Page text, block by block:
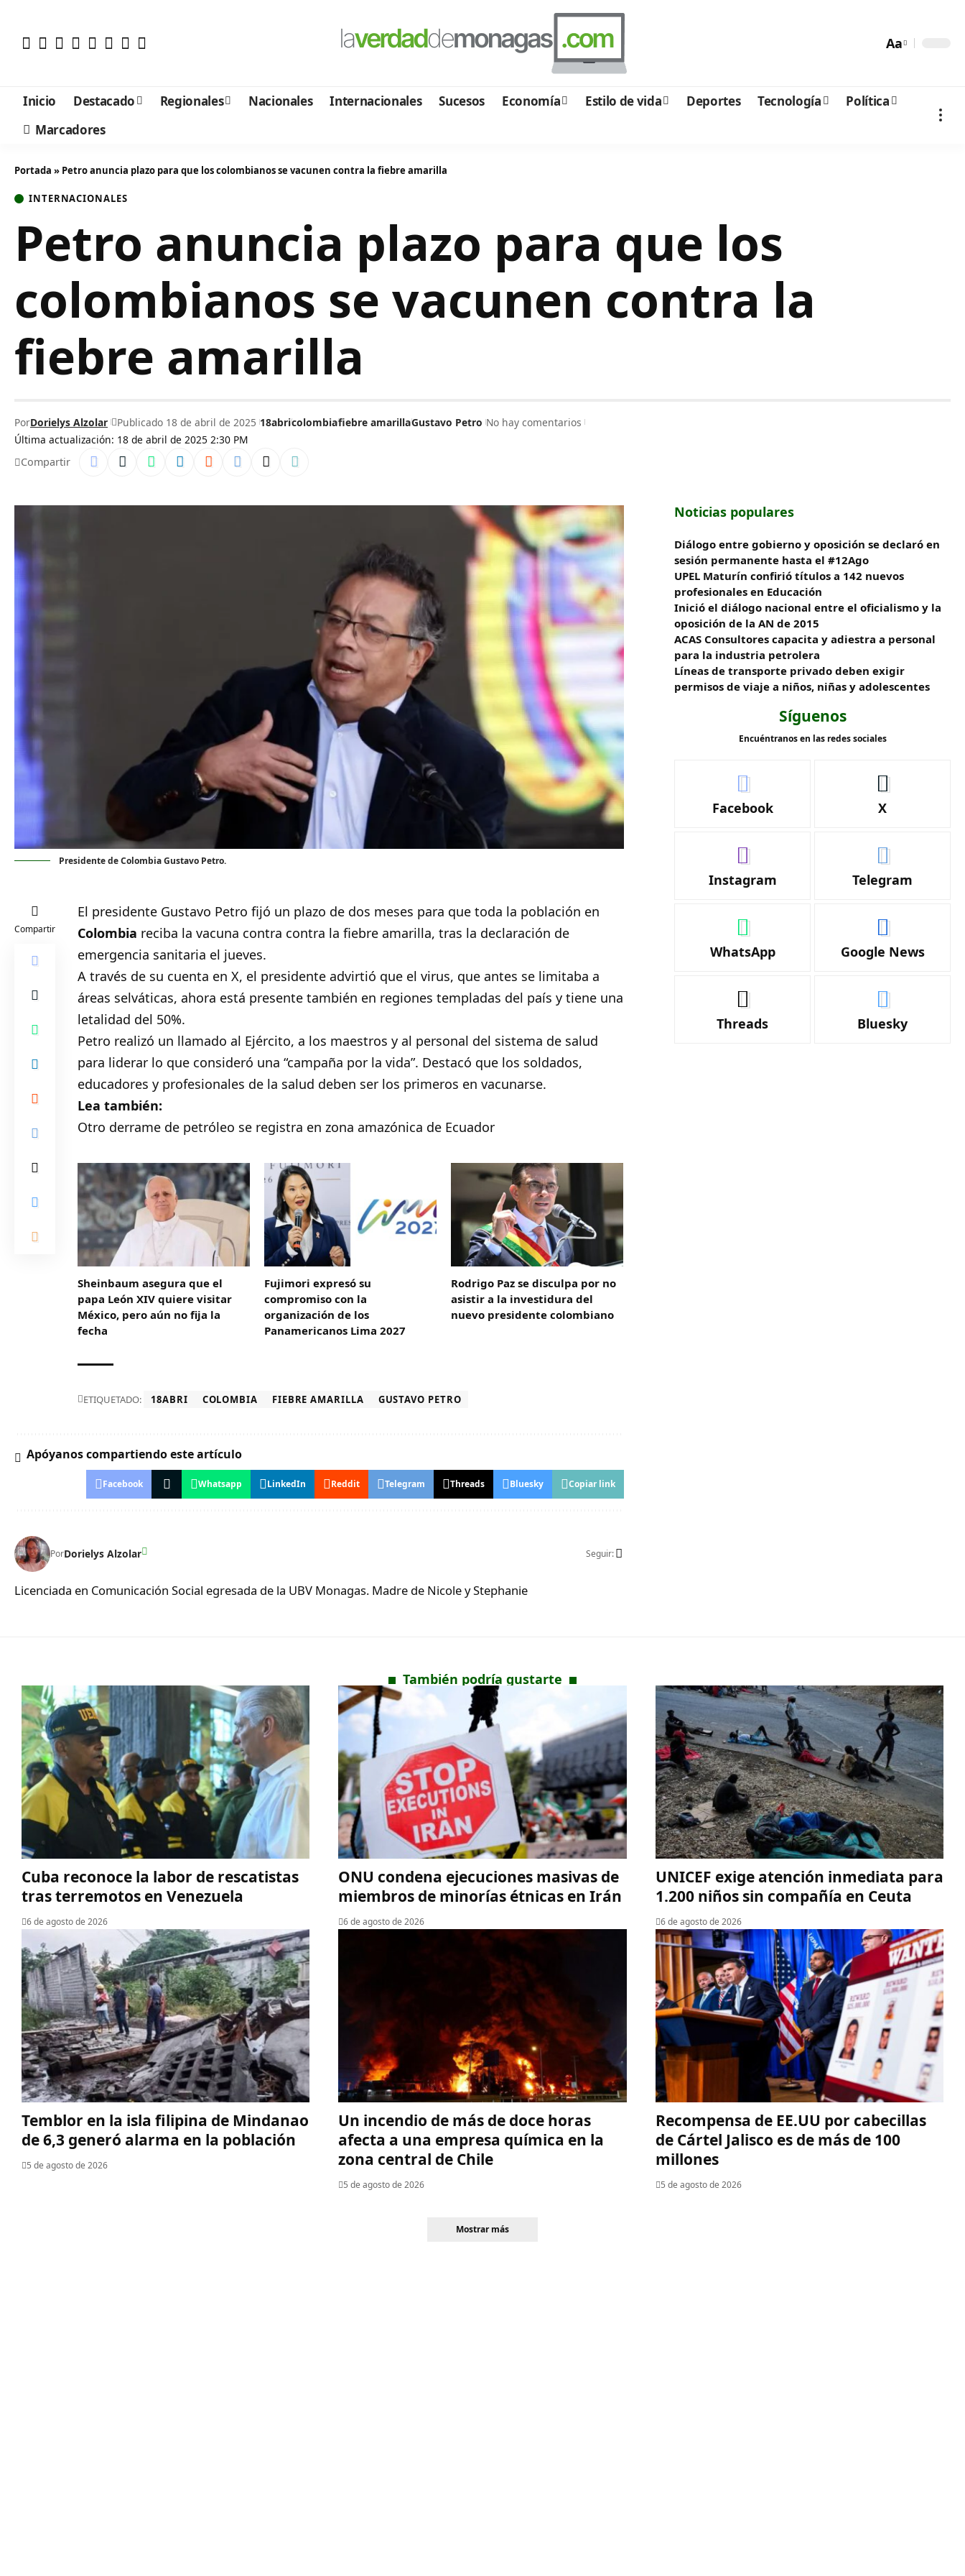
Aa
Inicio Destacado Regionales Nacionales Internacionales Sucesos Economía Estilo de vida Deportes Tecnología
Política
Marcadores
Portada » Petro anuncia plazo para que los colombianos se vacunen contra la fiebre amarilla
INTERNACIONALES
Petro anuncia plazo para que los
colombianos se vacunen contra la
fiebre amarilla
Última actualización: 18 de abril de 2025 2:30 PM
PorDorielys Alzolar Publicado 18 de abril de 2025 18abricolombiafiebre amarillaGustavo Petro No hay comentarios
Compartir
Presidente de Colombia Gustavo Petro.
Compartir
El presidente Gustavo Petro fijó un plazo de dos meses para que toda la población en
Colombia reciba la vacuna contra contra la fiebre amarilla, tras la declaración de
emergencia sanitaria el jueves.
A través de su cuenta en X, el presidente advirtió que el virus, que antes se limitaba a
áreas selváticas, ahora está presente también en regiones templadas del país y tiene una
letalidad del 50%.
Petro realizó un llamado al Ejército, a los maestros y al personal del sistema de salud
para liderar lo que consideró una “campaña por la vida”. Destacó que los soldados,
educadores y profesionales de la salud deben ser los primeros en vacunarse.
Lea también:
Otro derrame de petróleo se registra en zona amazónica de Ecuador
Sheinbaum asegura que el
papa León XIV quiere visitar
México, pero aún no fija la
fecha
Fujimori expresó su
compromiso con la
organización de los
Panamericanos Lima 2027
Rodrigo Paz se disculpa por no
asistir a la investidura del
nuevo presidente colombiano
ETIQUETADO: 18ABRI COLOMBIA FIEBRE AMARILLA GUSTAVO PETRO
Apóyanos compartiendo este artículo
Facebook Whatsapp LinkedIn Reddit Telegram Threads Bluesky Copiar link
PorDorielys Alzolar Seguir:
Licenciada en Comunicación Social egresada de la UBV Monagas. Madre de Nicole y Stephanie
Noticias populares
Diálogo entre gobierno y oposición se declaró en
sesión permanente hasta el #12Ago
UPEL Maturín confirió títulos a 142 nuevos
profesionales en Educación
Inició el diálogo nacional entre el oficialismo y la
oposición de la AN de 2015
ACAS Consultores capacita y adiestra a personal
para la industria petrolera
Líneas de transporte privado deben exigir
permisos de viaje a niños, niñas y adolescentes
Síguenos
Encuéntranos en las redes sociales
Facebook X
Instagram Telegram
WhatsApp Google News
Threads Bluesky
También podría gustarte
Cuba reconoce la labor de rescatistas
tras terremotos en Venezuela
6 de agosto de 2026
ONU condena ejecuciones masivas de
miembros de minorías étnicas en Irán
6 de agosto de 2026
UNICEF exige atención inmediata para
1.200 niños sin compañía en Ceuta
6 de agosto de 2026
Temblor en la isla filipina de Mindanao
de 6,3 generó alarma en la población
5 de agosto de 2026
Un incendio de más de doce horas
afecta a una empresa química en la
zona central de Chile
5 de agosto de 2026
Recompensa de EE.UU por cabecillas
de Cártel Jalisco es de más de 100
millones
5 de agosto de 2026
Mostrar más